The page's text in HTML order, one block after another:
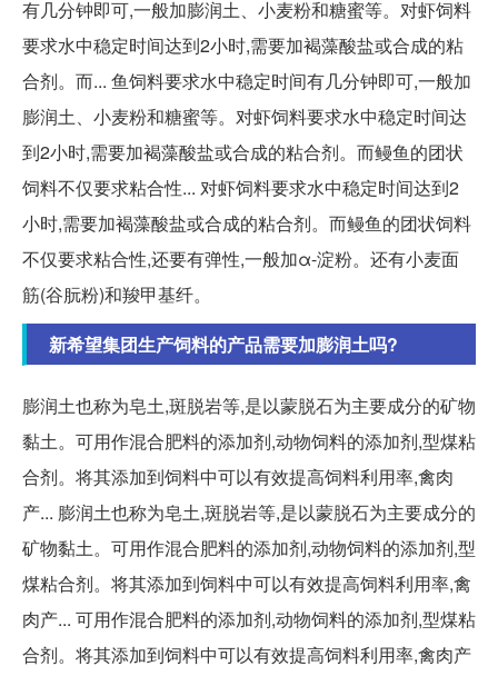
有几分钟即可,一般加膨润土、小麦粉和糖蜜等。对虾饲料
要求水中稳定时间达到2小时,需要加褐藻酸盐或合成的粘
合剂。而... 鱼饲料要求水中稳定时间有几分钟即可,一般加
膨润土、小麦粉和糖蜜等。对虾饲料要求水中稳定时间达
到2小时,需要加褐藻酸盐或合成的粘合剂。而鳗鱼的团状
饲料不仅要求粘合性... 对虾饲料要求水中稳定时间达到2
小时,需要加褐藻酸盐或合成的粘合剂。而鳗鱼的团状饲料
不仅要求粘合性,还要有弹性,一般加α-淀粉。还有小麦面
筋(谷朊粉)和羧甲基纤。
新希望集团生产饲料的产品需要加膨润土吗?
膨润土也称为皂土,斑脱岩等,是以蒙脱石为主要成分的矿物
黏土。可用作混合肥料的添加剂,动物饲料的添加剂,型煤粘
合剂。将其添加到饲料中可以有效提高饲料利用率,禽肉
产... 膨润土也称为皂土,斑脱岩等,是以蒙脱石为主要成分的
矿物黏土。可用作混合肥料的添加剂,动物饲料的添加剂,型
煤粘合剂。将其添加到饲料中可以有效提高饲料利用率,禽
肉产... 可用作混合肥料的添加剂,动物饲料的添加剂,型煤粘
合剂。将其添加到饲料中可以有效提高饲料利用率,禽肉产